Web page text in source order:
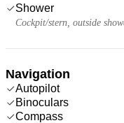
Shower
Cockpit/stern, outside
Navigation
Autopilot
Binoculars
Compass